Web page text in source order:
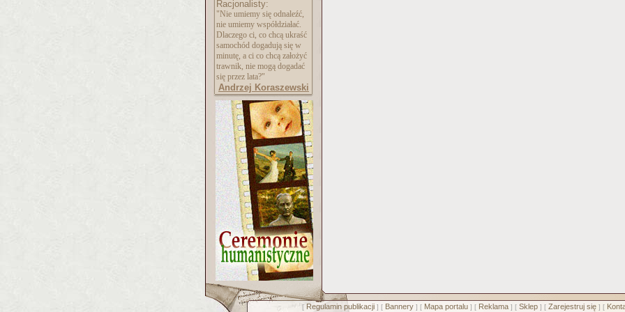
Racjonalisty:
"Nie umiemy się odnaleźć,
nie umiemy współdziałać.
Dlaczego ci, co chcą ukraść
samochód dogadują się w
minutę, a ci co chcą założyć
trawnik, nie mogą dogadać
się przez lata?"
Andrzej Koraszewski
[ Regulamin publikacji] [ Bannery] [ Mapa portalu] [ Reklama] [ Sklep] [ Zarejestruj się] [